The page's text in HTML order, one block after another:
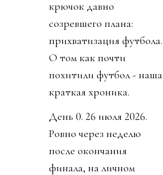
крючок давно
созревшего плана:
прихватизация футбола.
О том как почти
похитили футбол - наша
краткая хроника.
День 0. 26 июля 2026.
Ровно через неделю
после окончания
финала, на личном